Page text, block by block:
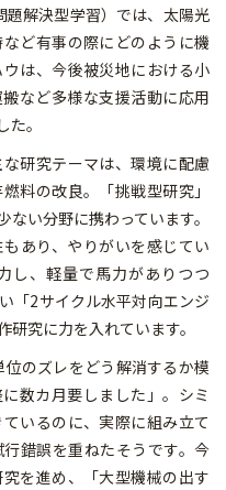
解決型学習）では、太陽光
ど有事の際にどのように機
は、今後被災地における小
など多様な支援活動に応用
。
研究テーマは、環境に配慮
料の改良。「挑戦型研究」
い分野に携わっています。
あり、やりがいを感じてい
し、軽量で馬力がありつつ
「2サイクル水平対向エンジ
究に力を入れています。
位のズレをどう解消するか模
数カ月要しました」。シミ
いるのに、実際に組み立て
錯誤を重ねたそうです。今
を進め、「大型機械の出す